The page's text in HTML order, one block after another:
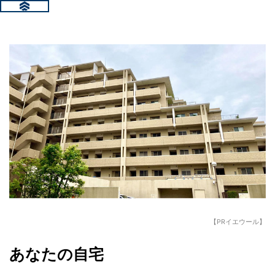
【PRイエウール】
あなたの自宅